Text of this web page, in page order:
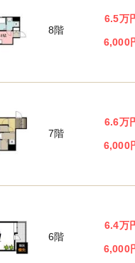
8階
6.5万
6,000
7階
6.6万
6,000
6階
6.4万
6,000